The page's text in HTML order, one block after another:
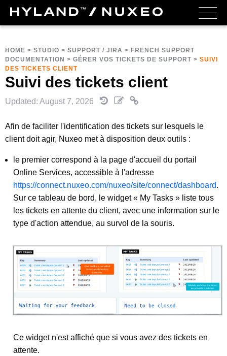
HOME > STUDIO > SUPPORT / JIRA > FRENCH SUPPORT
DOCUMENTATION > GÉRER VOS TICKETS DE SUPPORT > SUIVI
DES TICKETS CLIENT
Suivi des tickets client
Updated: August 7, 2026
Afin de faciliter l'identification des tickets sur lesquels le
client doit agir, Nuxeo met à disposition deux outils :
le premier correspond à la page d'accueil du portail
Online Services, accessible à l'adresse
https://connect.nuxeo.com/nuxeo/site/connect/dashboard.
Sur ce tableau de bord, le widget « My Tasks » liste tous
les tickets en attente du client, avec une information sur le
type d'action attendue, au survol de la souris.
Ce widget n'est affiché que si vous avez des tickets en
attente.